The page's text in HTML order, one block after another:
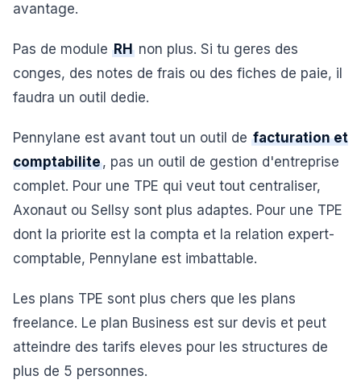
avantage.
Pas de module RH non plus. Si tu geres des
conges, des notes de frais ou des fiches de paie, il
faudra un outil dedie.
Pennylane est avant tout un outil de facturation et
comptabilite, pas un outil de gestion d'entreprise
complet. Pour une TPE qui veut tout centraliser,
Axonaut ou Sellsy sont plus adaptes. Pour une TPE
dont la priorite est la compta et la relation expert-
comptable, Pennylane est imbattable.
Les plans TPE sont plus chers que les plans
freelance. Le plan Business est sur devis et peut
atteindre des tarifs eleves pour les structures de
plus de 5 personnes.